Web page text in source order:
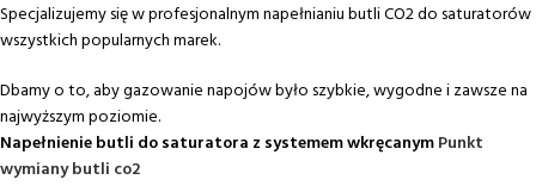
Specjalizujemy się w profesjonalnym napełnianiu butli CO2 do saturatorów
wszystkich popularnych marek.
Dbamy o to, aby gazowanie napojów było szybkie, wygodne i zawsze na
najwyższym poziomie.
Napełnienie butli do saturatora z systemem wkręcanymPunkt
wymiany butli co2